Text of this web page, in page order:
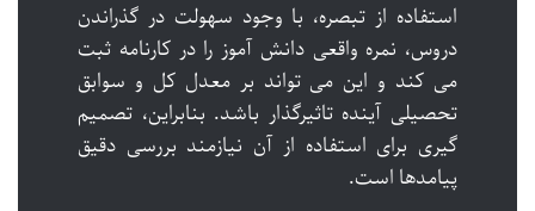
استفاده از تبصره، با وجود سهولت در گذراندن
دروس، نمره واقعی دانش آموز را در کارنامه ثبت
می کند و این می تواند بر معدل کل و سوابق
تحصیلی آینده تاثیرگذار باشد. بنابراین، تصمیم
گیری برای استفاده از آن نیازمند بررسی دقیق
پیامدها است.